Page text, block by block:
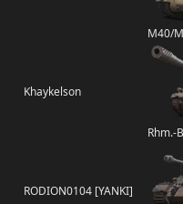
M40/
Khaykelson
Rhm.-
RODION0104 [YANKI]